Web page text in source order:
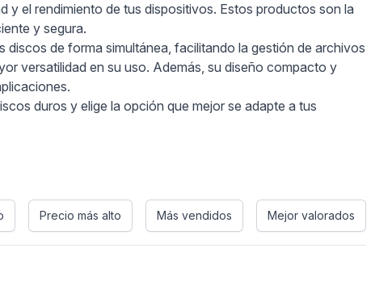
y el rendimiento de tus dispositivos. Estos productos son la
y segura.
de forma simultánea, facilitando la gestión de archivos
versatilidad en su uso. Además, su diseño compacto y
duros y elige la opción que mejor se adapte a tus
Precio más alto Más vendidos Mejor valorados